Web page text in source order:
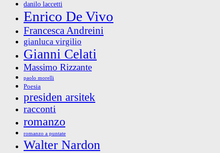
danilo laccetti
Enrico De Vivo
Francesca Andreini
gianluca virgilio
Gianni Celati
Massimo Rizzante
paolo morelli
Poesia
presiden arsitek
racconti
romanzo
romanzo a puntate
Walter Nardon